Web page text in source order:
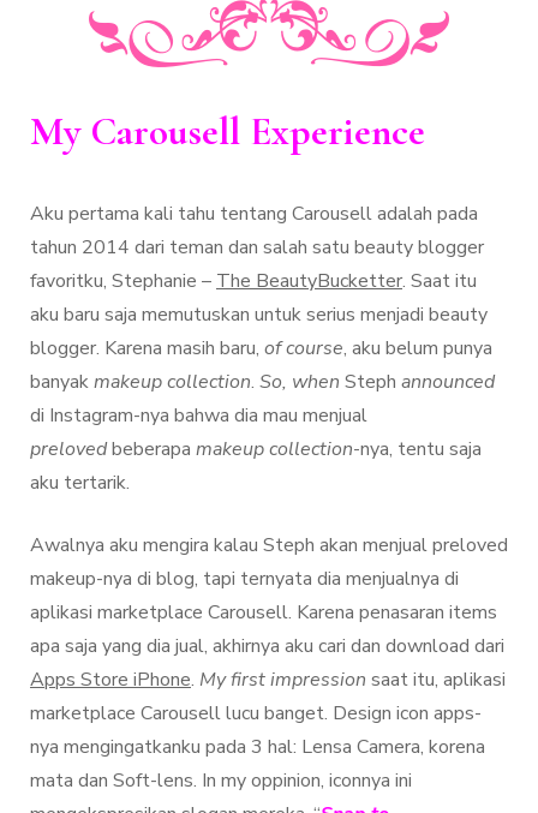
My Carousell Experience
Aku pertama kali tahu tentang Carousell adalah pada
tahun 2014 dari teman dan salah satu beauty blogger
favoritku, Stephanie – The BeautyBucketter. Saat itu
aku baru saja memutuskan untuk serius menjadi beauty
blogger. Karena masih baru, of course, aku belum punya
banyakmakeup collection. So, when Steph announced
di Instagram-nya bahwa dia mau menjual
prelovedbeberapa makeup collection-nya, tentu saja
aku tertarik.
Awalnya aku mengira kalau Steph akan menjual preloved
makeup-nya di blog, tapi ternyata dia menjualnya di
aplikasi marketplace Carousell. Karena penasaran items
apa saja yang dia jual, akhirnya aku cari dan download dari
Apps Store iPhone. My first impression saat itu, aplikasi
marketplace Carousell lucu banget. Design icon apps-
nya mengingatkanku pada 3 hal: Lensa Camera, korena
mata dan Soft-lens. In my oppinion, iconnya ini